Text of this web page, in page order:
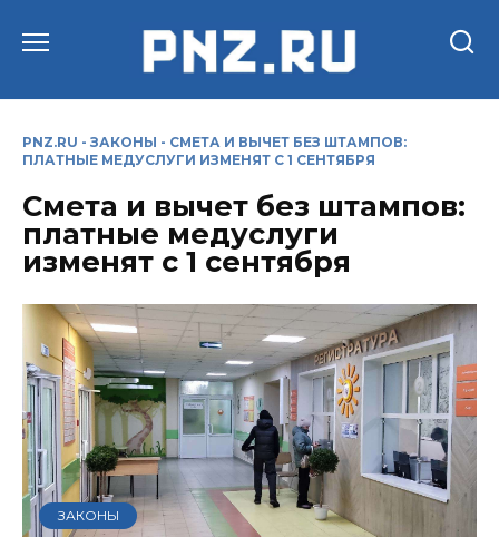
PNZ.RU - ЗАКОНЫ - СМЕТА И ВЫЧЕТ БЕЗ ШТАМПОВ:
ПЛАТНЫЕ МЕДУСЛУГИ ИЗМЕНЯТ С 1 СЕНТЯБРЯ
Смета и вычет без штампов:
платные медуслуги
изменят с 1 сентября
ЗАКОНЫ